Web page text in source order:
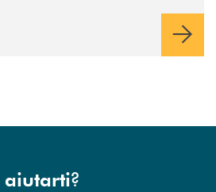
aiutarti?